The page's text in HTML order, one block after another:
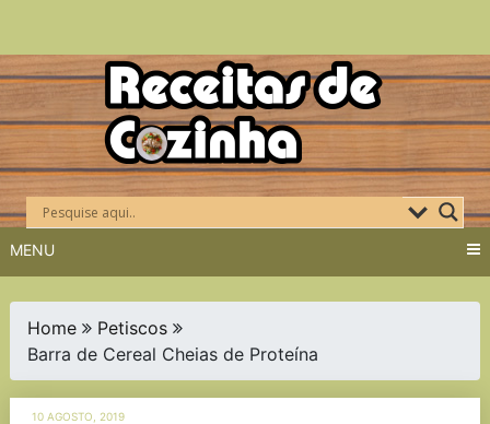
Skip
to
content
MENU
Home
Petiscos
Barra de Cereal Cheias de Proteína
10 AGOSTO, 2019